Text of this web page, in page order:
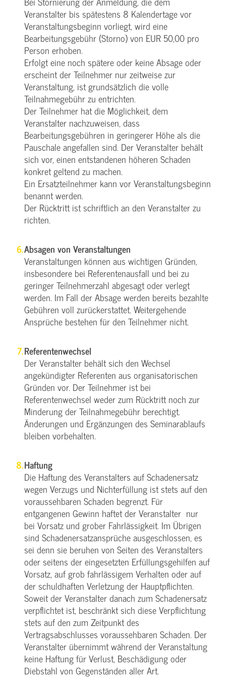
Veranstalter bis spätestens 8 Kalendertage vor
Veranstaltungsbeginn vorliegt, wird eine
Bearbeitungsgebühr (Storno) von EUR 50,00 pro
Person erhoben.
Erfolgt eine noch spätere oder keine Absage oder
erscheint der Teilnehmer nur zeitweise zur
Veranstaltung, ist grundsätzlich die volle
Teilnahmegebühr zu entrichten.
Der Teilnehmer hat die Möglichkeit, dem
Veranstalter nachzuweisen, dass
Bearbeitungsgebühren in geringerer Höhe als die
Pauschale angefallen sind. Der Veranstalter behält
sich vor, einen entstandenen höheren Schaden
konkret geltend zu machen.
Ein Ersatzteilnehmer kann vor Veranstaltungsbeginn
benannt werden.
Der Rücktritt ist schriftlich an den Veranstalter zu
richten.
Absagen von Veranstaltungen
Veranstaltungen können aus wichtigen Gründen,
insbesondere bei Referentenausfall und bei zu
geringer Teilnehmerzahl abgesagt oder verlegt
werden. Im Fall der Absage werden bereits bezahlte
Gebühren voll zurückerstattet. Weitergehende
Ansprüche bestehen für den Teilnehmer nicht.
Referentenwechsel
Der Veranstalter behält sich den Wechsel
angekündigter Referenten aus organisatorischen
Gründen vor. Der Teilnehmer ist bei
Referentenwechsel weder zum Rücktritt noch zur
Minderung der Teilnahmegebühr berechtigt.
Änderungen und Ergänzungen des Seminarablaufs
bleiben vorbehalten.
Haftung
Die Haftung des Veranstalters auf Schadenersatz
wegen Verzugs und Nichterfüllung ist stets auf den
voraussehbaren Schaden begrenzt. Für
entgangenen Gewinn haftet der Veranstalter nur
bei Vorsatz und grober Fahrlässigkeit. Im Übrigen
sind Schadenersatzansprüche ausgeschlossen, es
sei denn sie beruhen von Seiten des Veranstalters
oder seitens der eingesetzten Erfüllungsgehilfen auf
Vorsatz, auf grob fahrlässigem Verhalten oder auf
der schuldhaften Verletzung der Hauptpflichten.
Soweit der Veranstalter danach zum Schadenersatz
verpflichtet ist, beschränkt sich diese Verpflichtung
stets auf den zum Zeitpunkt des
Vertragsabschlusses voraussehbaren Schaden. Der
Veranstalter übernimmt während der Veranstaltung
keine Haftung für Verlust, Beschädigung oder
Diebstahl von Gegenständen aller Art.